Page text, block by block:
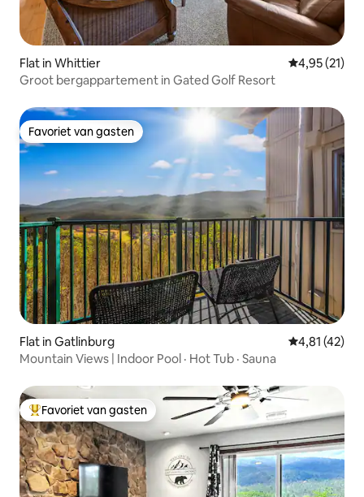
Flat in Whittier Gemiddelde
4,95 (21)
Groot bergappartement in Gated Golf Resort
Favoriet van gasten
Favoriet van gasten
Flat in Gatlinburg Gemiddelde
4,81 (42)
Mountain Views | Indoor Pool · Hot Tub · Sauna
Topfavoriet van gasten
Favoriet van gasten